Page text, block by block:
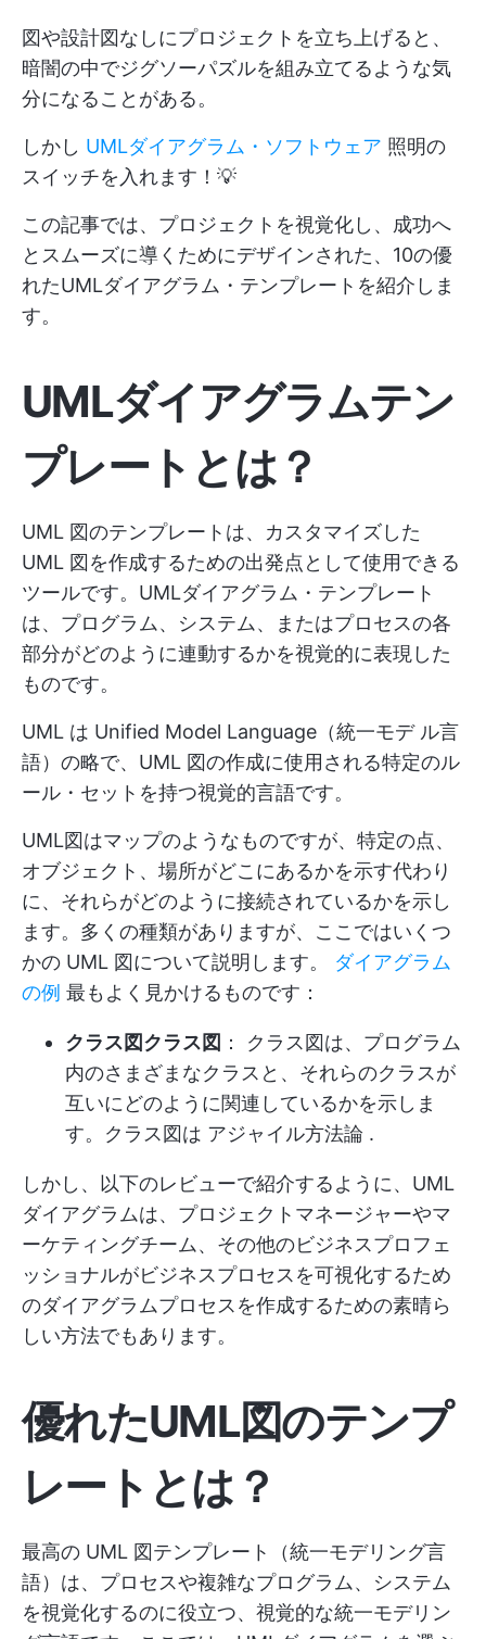
図や設計図なしにプロジェクトを立ち上げると、
暗闇の中でジグソーパズルを組み立てるような気
分になることがある。
しかし UMLダイアグラム・ソフトウェア 照明の
スイッチを入れます！💡
この記事では、プロジェクトを視覚化し、成功へ
とスムーズに導くためにデザインされた、10の優
れたUMLダイアグラム・テンプレートを紹介しま
す。
UMLダイアグラムテン
プレートとは？
UML 図のテンプレートは、カスタマイズした
UML 図を作成するための出発点として使用できる
ツールです。UMLダイアグラム・テンプレート
は、プログラム、システム、またはプロセスの各
部分がどのように連動するかを視覚的に表現した
ものです。
UML は Unified Model Language（統一モデ ル言
語）の略で、UML 図の作成に使用される特定のル
ール・セットを持つ視覚的言語です。
UML図はマップのようなものですが、特定の点、
オブジェクト、場所がどこにあるかを示す代わり
に、それらがどのように接続されているかを示し
ます。多くの種類がありますが、ここではいくつ
かの UML 図について説明します。 ダイアグラム
の例 最もよく見かけるものです：
クラス図クラス図 ： クラス図は、プログラム
内のさまざまなクラスと、それらのクラスが
互いにどのように関連しているかを示しま
す。クラス図は アジャイル方法論 .
しかし、以下のレビューで紹介するように、UML
ダイアグラムは、プロジェクトマネージャーやマ
ーケティングチーム、その他のビジネスプロフェ
ッショナルがビジネスプロセスを可視化するため
のダイアグラムプロセスを作成するための素晴ら
しい方法でもあります。
優れたUML図のテンプ
レートとは？
最高の UML 図テンプレート（統一モデリング言
語）は、プロセスや複雑なプログラム、システム
を視覚化するのに役立つ、視覚的な統一モデリン